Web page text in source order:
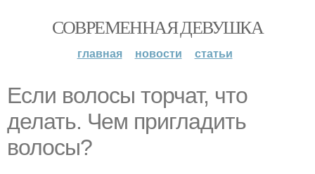
СОВРЕМЕННАЯ ДЕВУШКА
главная новости статьи
Если волосы торчат, что
делать. Чем пригладить
волосы?